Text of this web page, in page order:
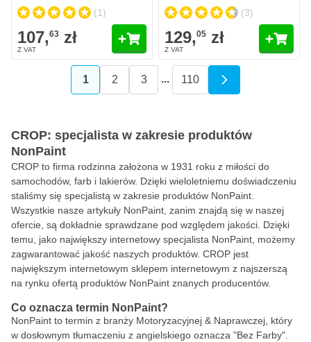
(1)
107,63 zł
(3)
129,05 zł
Aktualnie czytasz stronę
1 Strona
2 Strona
3 ... Strona
110
CROP: specjalista w zakresie produktów
NonPaint
CROP to firma rodzinna założona w 1931 roku z miłości do
samochodów, farb i lakierów. Dzięki wieloletniemu doświadczeniu
staliśmy się specjalistą w zakresie produktów NonPaint.
Wszystkie nasze artykuły NonPaint, zanim znajdą się w naszej
ofercie, są dokładnie sprawdzane pod względem jakości. Dzięki
temu, jako największy internetowy specjalista NonPaint, możemy
zagwarantować jakość naszych produktów. CROP jest
największym internetowym sklepem internetowym z najszerszą
na rynku ofertą produktów NonPaint znanych producentów.
Co oznacza termin NonPaint?
NonPaint to termin z branży Motoryzacyjnej & Naprawczej, który
w dosłownym tłumaczeniu z angielskiego oznacza "Bez Farby".